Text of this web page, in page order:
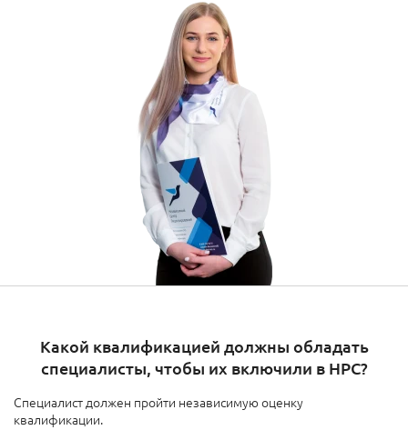
Какой квалификацией должны обладать
специалисты, чтобы их включили в НРС?
Специалист должен пройти независимую оценку
квалификации.